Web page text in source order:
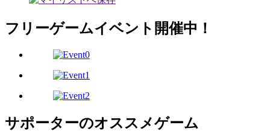
フリーゲームイベント開催中！
サポーターのオススメゲーム